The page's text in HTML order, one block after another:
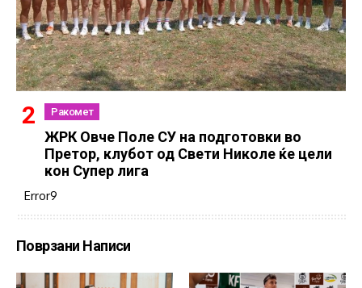
Ракомет
ЖРК Овче Поле СУ на подготовки во
Претор, клубот од Свети Николе ќе цели
кон Супер лига
Error9
Поврзани Написи